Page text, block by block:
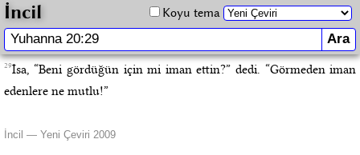
İncil Koyu tema
29İsa, “Beni gördüğün için mi iman ettin?” dedi. “Görmeden iman
edenlere ne mutlu!”
İncil — Yeni Çeviri 2009